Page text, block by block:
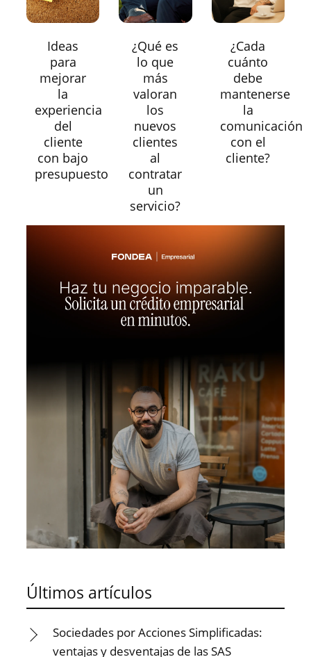
Ideas
para
mejorar
la
experiencia
del
cliente
con bajo
presupuesto
¿Qué es
lo que
más
valoran
los
nuevos
clientes
al
contratar
un
servicio?
¿Cada
cuánto
debe
mantenerse
la
comunicación
con el
cliente?
Últimos artículos
Sociedades por Acciones Simplificadas:
ventajas y desventajas de las SAS